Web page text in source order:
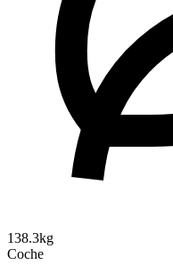
138.3kg
Coche